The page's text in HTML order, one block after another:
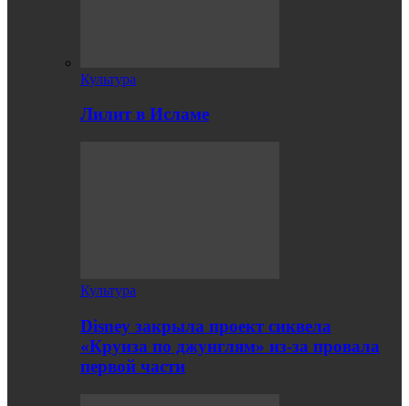
Культура
Лилит в Исламе
Культура
Disney закрыла проект сиквела
«Круиза по джунглям» из-за провала
первой части